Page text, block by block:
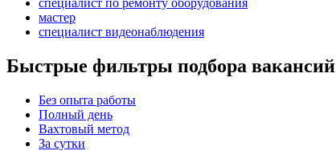
специалист по ремонту оборудования
мастер
специалист видеонаблюдения
Быстрые фильтры подбора вакансий
Без опыта работы
Полный день
Вахтовый метод
За сутки